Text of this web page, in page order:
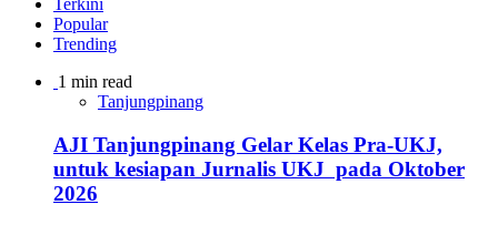
Terkini
Popular
Trending
1 min read
Tanjungpinang
AJI Tanjungpinang Gelar Kelas Pra-UKJ,
untuk kesiapan Jurnalis UKJ pada Oktober
2026